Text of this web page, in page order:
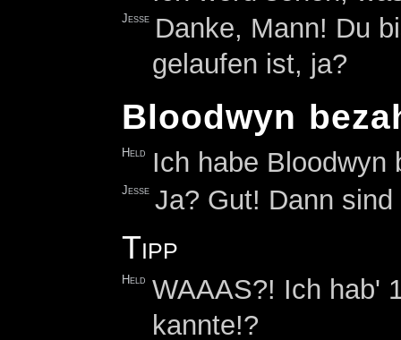
Jesse Danke, Mann! Du
gelaufen ist, ja?
Bloodwyn
Held Ich habe Bloodwyn
Jesse Ja? Gut! Dann
Tipp
Held WAAAS?! Ich hab'
kannte!?